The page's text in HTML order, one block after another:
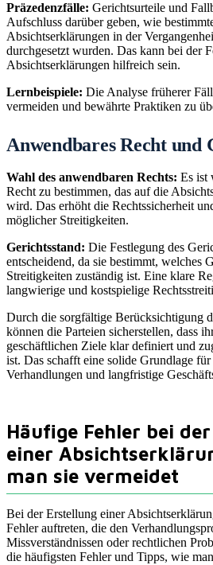
Präzedenzfälle: Gerichtsurteile und
Aufschluss darüber geben, wie
Absichtserklärungen in der
durchgesetzt wurden. Das kann bei der
Absichtserklärungen hilfreich sein.
Lernbeispiele: Die Analyse früherer
vermeiden und bewährte Praktiken zu
Anwendbares Recht und
Wahl des anwendbaren Rechts: Es ist
Recht zu bestimmen, das auf die
wird. Das erhöht die Rechtssicherheit
möglicher Streitigkeiten.
Gerichtsstand: Die Festlegung des
entscheidend, da sie bestimmt, welches
Streitigkeiten zuständig ist. Eine klare
langwierige und kostspielige
Durch die sorgfältige Berücksichtigung
können die Parteien sicherstellen, dass
geschäftlichen Ziele klar definiert und
ist. Das schafft eine solide Grundlage
Verhandlungen und langfristige
Häufige Fehler bei
einer
man sie vermeidet
Bei der Erstellung einer
Fehler auftreten, die den
Missverständnissen oder rechtlichen
die häufigsten Fehler und Tipps, wie